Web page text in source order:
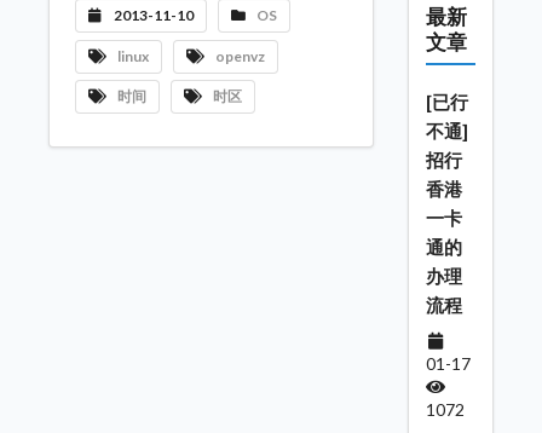
2013-11-10 OS
linux openvz
时间 时区
最新
文章
[已行
不通]
招行
香港
一卡
通的
办理
流程
01-17
1072